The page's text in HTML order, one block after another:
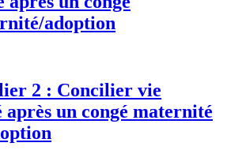
adoption
2 : Concilier vie
un congé maternité